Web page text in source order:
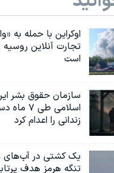
اوکراین با حمله به
تجارت آنلاین
است
سازمان حقوق بشر
زندانی را اعدام کرد
یک کشتی در آب‌های
تنگه هرمز هدف